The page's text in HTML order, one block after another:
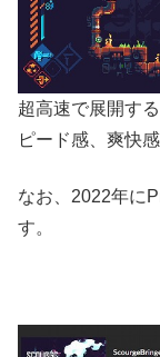
超高速で展開す
ピード感、爽快
なお、2022年に
す。